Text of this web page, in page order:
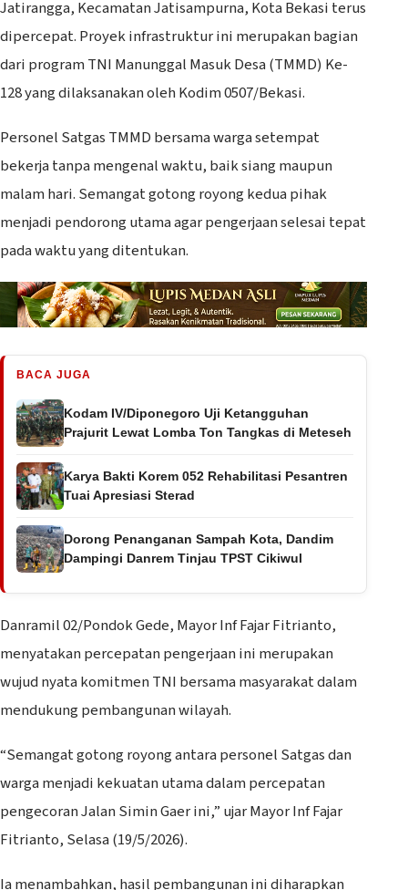
Jatirangga, Kecamatan Jatisampurna, Kota Bekasi terus
dipercepat. Proyek infrastruktur ini merupakan bagian
dari program TNI Manunggal Masuk Desa (TMMD) Ke-
128 yang dilaksanakan oleh Kodim 0507/Bekasi.
Personel Satgas TMMD bersama warga setempat
bekerja tanpa mengenal waktu, baik siang maupun
malam hari. Semangat gotong royong kedua pihak
menjadi pendorong utama agar pengerjaan selesai tepat
pada waktu yang ditentukan.
BACA JUGA
Kodam IV/Diponegoro Uji Ketangguhan
Prajurit Lewat Lomba Ton Tangkas di Meteseh
Karya Bakti Korem 052 Rehabilitasi Pesantren
Tuai Apresiasi Sterad
Dorong Penanganan Sampah Kota, Dandim
Dampingi Danrem Tinjau TPST Cikiwul
Danramil 02/Pondok Gede, Mayor Inf Fajar Fitrianto,
menyatakan percepatan pengerjaan ini merupakan
wujud nyata komitmen TNI bersama masyarakat dalam
mendukung pembangunan wilayah.
“Semangat gotong royong antara personel Satgas dan
warga menjadi kekuatan utama dalam percepatan
pengecoran Jalan Simin Gaer ini,” ujar Mayor Inf Fajar
Fitrianto, Selasa (19/5/2026).
Ia menambahkan, hasil pembangunan ini diharapkan